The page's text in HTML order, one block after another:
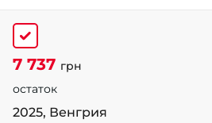
7 737 грн
остаток
2025, Венгрия